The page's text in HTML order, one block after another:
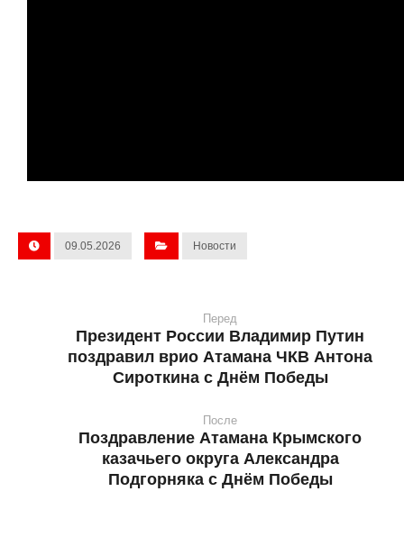
09.05.2026 Новости
Перед
Президент России Владимир Путин
поздравил врио Атамана ЧКВ Антона
Сироткина с Днём Победы
После
Поздравление Атамана Крымского
казачьего округа Александра
Подгорняка с Днём Победы